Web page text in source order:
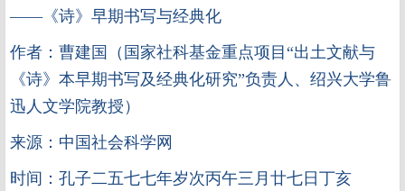
——《诗》早期书写与经典化
作者：曹建国（国家社科基金重点项目“出土文献与
《诗》本早期书写及经典化研究”负责人、绍兴大学鲁
迅人文学院教授）
来源：中国社会科学网
时间：孔子二五七七年岁次丙午三月廿七日丁亥